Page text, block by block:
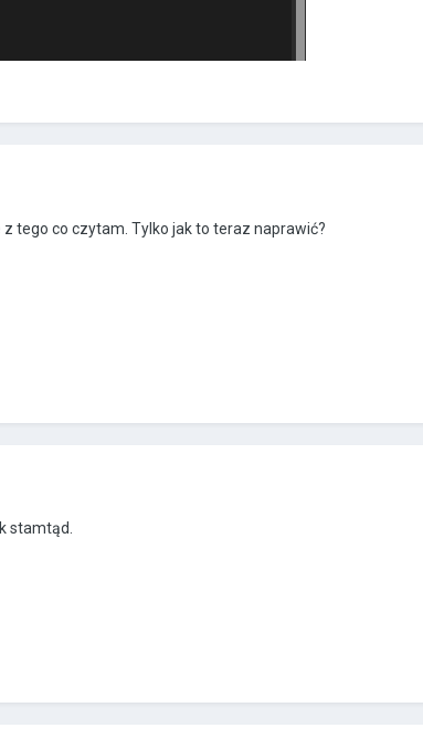
tego co czytam. Tylko jak to teraz naprawić?
stamtąd.